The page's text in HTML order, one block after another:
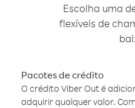
Escolha uma
flexíveis de
Pacotes de crédito
O crédito Viber Out é
adquirir qualquer valor.